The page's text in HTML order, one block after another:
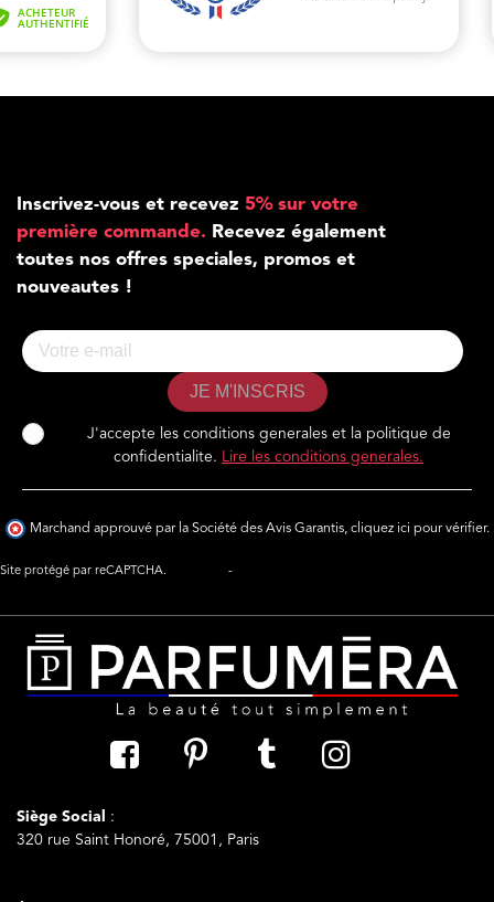
Inscrivez-vous et recevez 5% sur votre
première commande. Recevez également
toutes nos offres speciales, promos et
nouveautes !
JE M'INSCRIS
J'accepte les conditions generales et la politique de
confidentialite.
Lire les conditions generales.
Marchand approuvé par la Société des Avis Garantis, cliquez ici pour vérifier.
Site protégé par reCAPTCHA. -
Siège Social
:
320 rue Saint Honoré, 75001, Paris